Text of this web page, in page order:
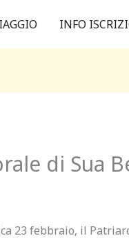
INFO
di Sua
23 febbraio, il